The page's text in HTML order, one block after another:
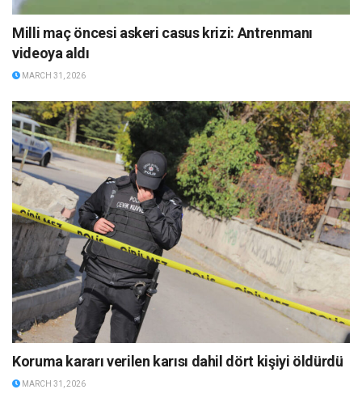
Milli maç öncesi askeri casus krizi: Antrenmanı
videoya aldı
MARCH 31, 2026
Koruma kararı verilen karısı dahil dört kişiyi öldürdü
MARCH 31, 2026